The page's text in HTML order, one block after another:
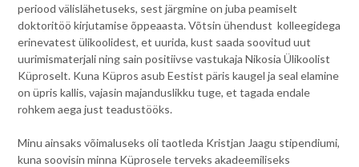
periood välislähetuseks, sest järgmine on juba peamiselt
doktoritöö kirjutamise õppeaasta. Võtsin ühendust kolleegidega
erinevatest ülikoolidest, et uurida, kust saada soovitud uut
uurimismaterjali ning sain positiivse vastukaja Nikosia Ülikoolist
Küproselt. Kuna Küpros asub Eestist päris kaugel ja seal elamine
on üpris kallis, vajasin majanduslikku tuge, et tagada endale
rohkem aega just teadustööks.
Minu ainsaks võimaluseks oli taotleda Kristjan Jaagu stipendiumi,
kuna soovisin minna Küprosele terveks akadeemiliseks